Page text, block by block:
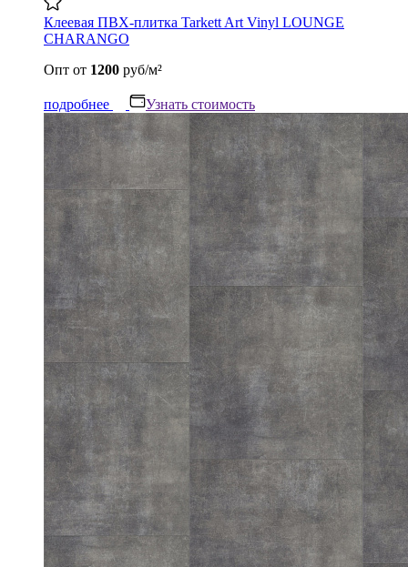
Клеевая ПВХ-плитка Tarkett Art Vinyl LOUNGE
CHARANGO
Опт от 1200 руб/м²
подробнее Узнать стоимость